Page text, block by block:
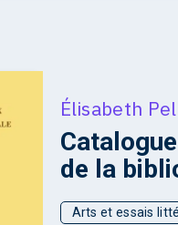
Élisabeth
de la
Arts et essais